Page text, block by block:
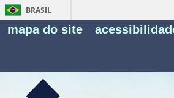
BRASIL
mapa do site